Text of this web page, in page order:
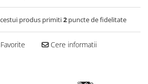
produs primiti2 puncte de fidelitate
Cere informatii